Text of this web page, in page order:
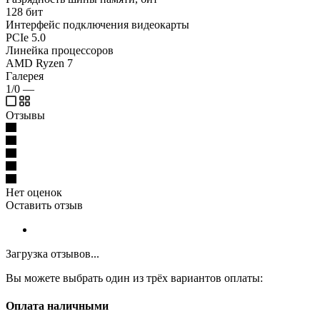
128 бит
Интерфейс подключения видеокарты
PCIe 5.0
Линейка процессоров
AMD Ryzen 7
Галерея
1/0 —
Отзывы
Нет оценок
Оставить отзыв
Загрузка отзывов...
Вы можете выбрать один из трёх вариантов оплаты:
Оплата наличными